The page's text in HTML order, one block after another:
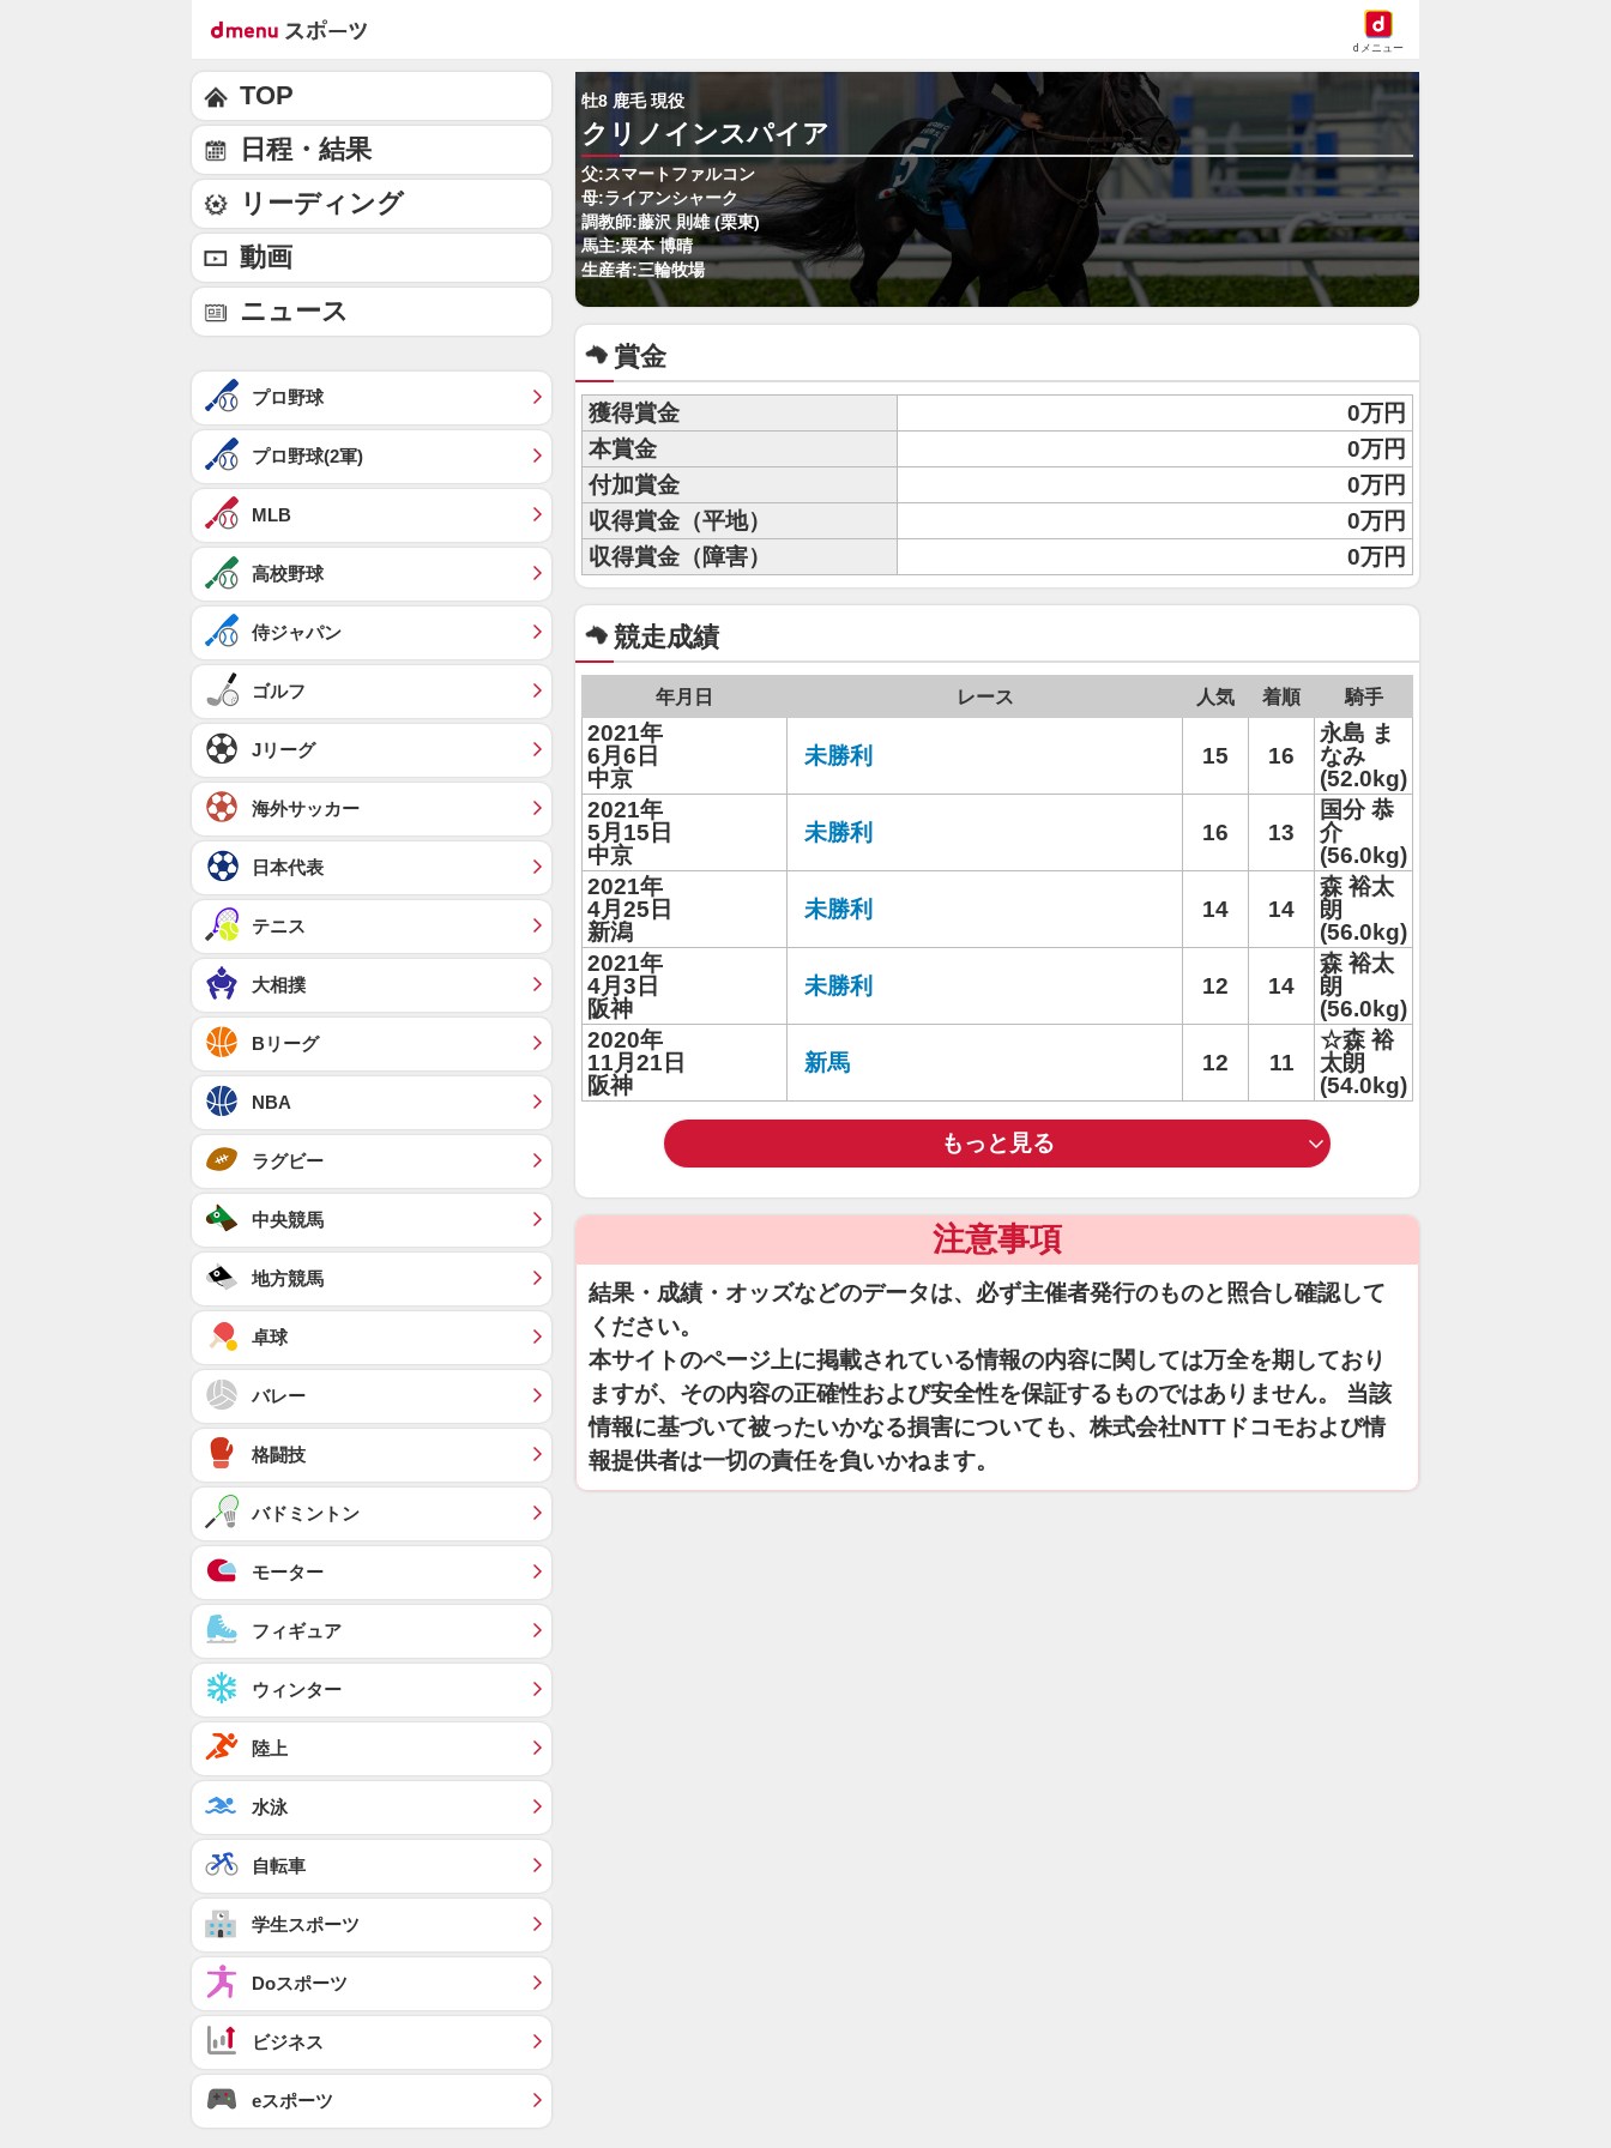
dメニュー
牡8 鹿毛 現役
クリノインスパイア
父:スマートファルコン
母:ライアンシャーク
調教師:藤沢 則雄 (栗東)
馬主:栗本 博晴
生産者:三輪牧場
賞金
獲得賞金
0万円
本賞金
0万円
付加賞金
0万円
収得賞金（平地）
0万円
収得賞金（障害）
0万円
競走成績
年月日 レース 人気 着順 騎手
2021年
6月6日
中京
未勝利 15 16
永島 ま
なみ
(52.0kg)
2021年
5月15日
中京
未勝利 16 13
国分 恭
介
(56.0kg)
2021年
4月25日
新潟
未勝利 14 14
森 裕太
朗
(56.0kg)
2021年
4月3日
阪神
未勝利 12 14
森 裕太
朗
(56.0kg)
2020年
11月21日
阪神
新馬 12 11
☆森 裕
太朗
(54.0kg)
もっと見る
注意事項
結果・成績・オッズなどのデータは、必ず主催者発行のものと照合し確認して
ください。
本サイトのページ上に掲載されている情報の内容に関しては万全を期しており
ますが、その内容の正確性および安全性を保証するものではありません。 当該
情報に基づいて被ったいかなる損害についても、株式会社NTTドコモおよび情
報提供者は一切の責任を負いかねます。
TOP
日程・結果
リーディング
動画
ニュース
プロ野球
プロ野球(2軍)
MLB
高校野球
侍ジャパン
ゴルフ
Jリーグ
海外サッカー
日本代表
テニス
大相撲
Bリーグ
NBA
ラグビー
中央競馬
地方競馬
卓球
バレー
格闘技
バドミントン
モーター
フィギュア
ウィンター
陸上
水泳
自転車
学生スポーツ
Doスポーツ
ビジネス
eスポーツ